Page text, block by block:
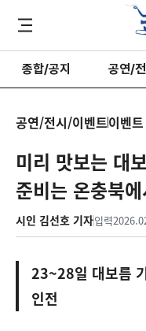
종합/공지 공연/
공연/전시/이벤트이벤트
미리 맛보는 대
준비는 온충북
시인 김선호 기자입력
23~28일 대보름
인전